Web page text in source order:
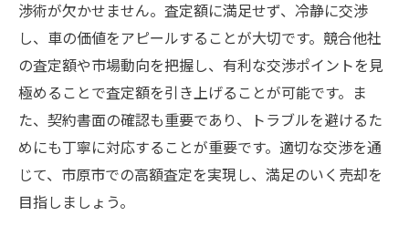
渉術が欠かせません。査定額に満足せず、冷静に交渉
し、車の価値をアピールすることが大切です。競合他社
の査定額や市場動向を把握し、有利な交渉ポイントを見
極めることで査定額を引き上げることが可能です。ま
た、契約書面の確認も重要であり、トラブルを避けるた
めにも丁寧に対応することが重要です。適切な交渉を通
じて、市原市での高額査定を実現し、満足のいく売却を
目指しましょう。